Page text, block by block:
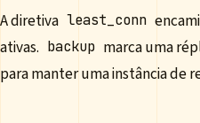
A diretiva least_conn
ativas. backup marca uma
para manter uma instância de